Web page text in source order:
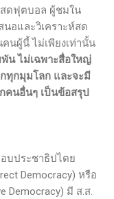
ดฟุตบอล ผู้ชมใน
อและวิเคราะห์สด
นผู้นี้ ไม่เพียงเท่านั้น
น ไม่เฉพาะสื่อใหญ่
ทุกมุมโลก และจะมี
คนอื่นๆ เป็นข้อสรุป
ประชาธิปไตย
Democracy) หรือ
Democracy) มี ส.ส.